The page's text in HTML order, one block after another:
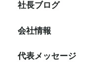
社⻑ブログ
会社情報
代表メッセージ